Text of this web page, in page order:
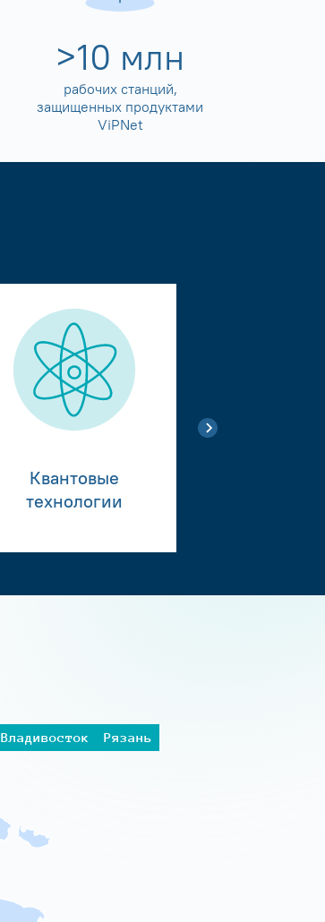
>10 млн
рабочих станций,
защищенных продуктами
ViPNet
Квантовые
технологии
Владивосток
Рязань